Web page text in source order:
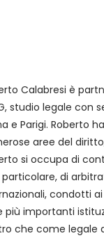
Calabresi è
studio legale con
e Parigi. Roberto
aree del
si occupa di
particolare, di
condotti
più importanti
che come legale
stranieri in
della
tra cui Sale and
Roberto ha
contrattuale di
chiavi in
e ha elaborato